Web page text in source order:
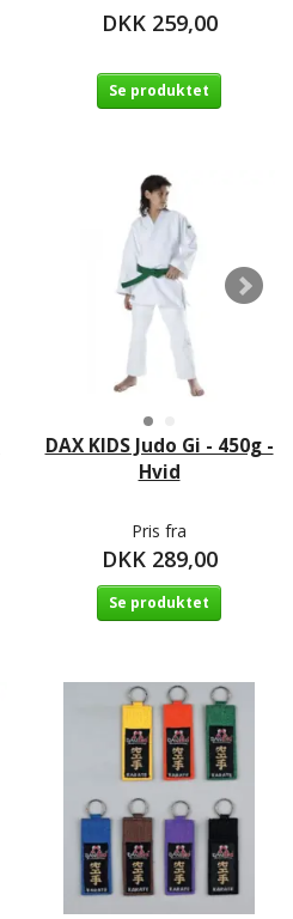
DKK 259,00
Se produktet
DAX KIDS Judo Gi - 450g -
Hvid
Pris fra
DKK 289,00
Se produktet